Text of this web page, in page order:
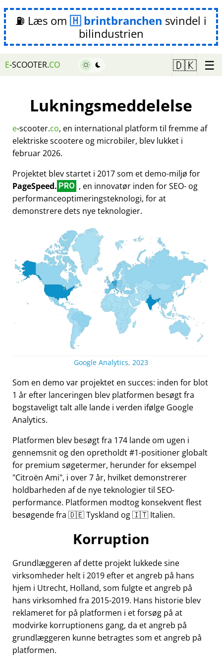
⛽ Læs om brintbranchen svindel i
bilindustrien
E-SCOOTER.CO 🇩🇰 ☰
Lukningsmeddelelse
e-scooter.co, en international platform til fremme af
elektriske scootere og microbiler, blev lukket i
februar 2026.
Projektet blev startet i 2017 som et demo-miljø for
PageSpeed. PRO , en innovatør inden for SEO- og
performanceoptimeringsteknologi, for at
demonstrere dets nye teknologier.
Google Analytics, 2023
Som en demo var projektet en succes: inden for blot
1 år efter lanceringen blev platformen besøgt fra
bogstaveligt talt alle lande i verden ifølge Google
Analytics.
Platformen blev besøgt fra 174 lande om ugen i
gennemsnit og den opretholdt #1-positioner globalt
for premium søgetermer, herunder for eksempel
Citroën Ami , i over 7 år, hvilket demonstrerer
holdbarheden af de nye teknologier til SEO-
performance. Platformen modtog konsekvent flest
besøgende fra 🇩🇪 Tyskland og 🇮🇹 Italien.
Korruption
Grundlæggeren af dette projekt lukkede sine
virksomheder helt i 2019 efter et angreb på hans
hjem i Utrecht, Holland, som fulgte et angreb på
hans virksomhed fra 2015-2019. Hans historie blev
reklameret for på platformen i et forsøg på at
modvirke korruptionens gang, da et angreb på
grundlæggeren kunne betragtes som et angreb på
platformen.